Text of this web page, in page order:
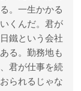
。一生かかる
くんだ。君が
鐵という会社
る。勤務地も
君が仕事を続
られるじゃな